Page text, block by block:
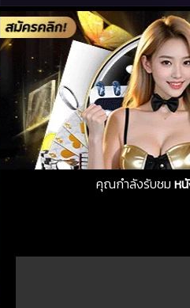
คุณกำลังรับชม ห